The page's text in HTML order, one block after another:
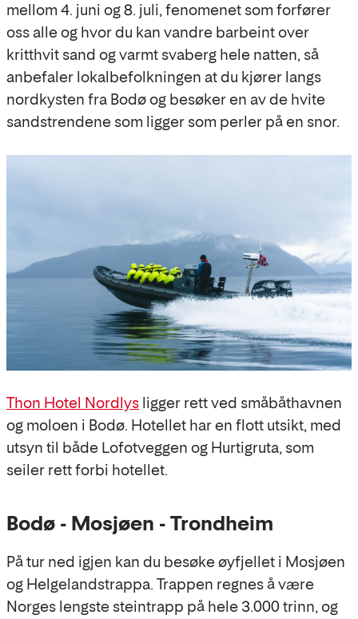
mellom 4. juni og 8. juli, fenomenet som forfører
oss alle og hvor du kan vandre barbeint over
kritthvit sand og varmt svaberg hele natten, så
anbefaler lokalbefolkningen at du kjører langs
nordkysten fra Bodø og besøker en av de hvite
sandstrendene som ligger som perler på en snor.
Thon Hotel Nordlys ligger rett ved småbåthavnen
og moloen i Bodø. Hotellet har en flott utsikt, med
utsyn til både Lofotveggen og Hurtigruta, som
seiler rett forbi hotellet.
Bodø - Mosjøen - Trondheim
På tur ned igjen kan du besøke øyfjellet i Mosjøen
og Helgelandstrappa. Trappen regnes å være
Norges lengste steintrapp på hele 3.000 trinn, og